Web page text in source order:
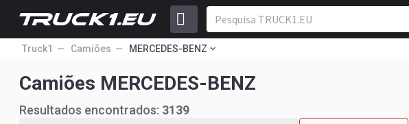
Truck1 Camiões MERCEDES-BENZ
Camiões MERCEDES-BENZ
Resultados encontrados: 3139